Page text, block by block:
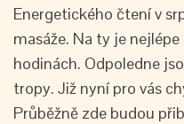
Energetického čtení v
masáže. Na ty je
hodinách. Odpoledne
tropy. Již nyní pro vás
Průběžně zde budou